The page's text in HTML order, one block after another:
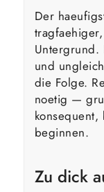
Der
Untergrund.
und
die Folge.
noetig —
beginnen.
Zu dick